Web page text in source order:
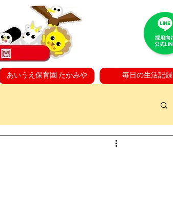
あいうえ保育園 たかみや 毎日の生活記録